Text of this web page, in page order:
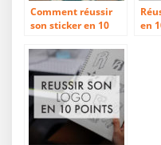
Comment réussir
son sticker en 10
en